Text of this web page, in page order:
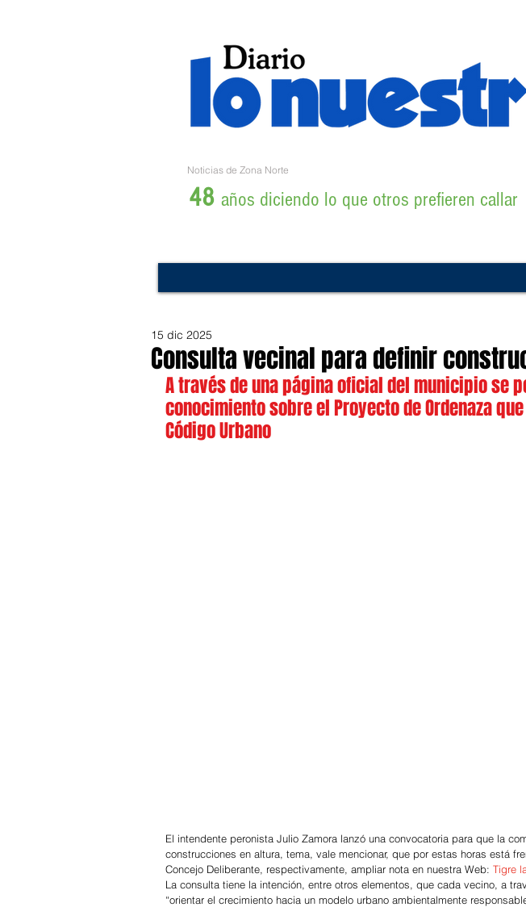
Noticias de Zona Norte
48 años diciendo lo que otros prefieren callar
Consulta vecinal para definir
15 dic 2025
A través de una página oficial del municipio se
conocimiento sobre el Proyecto de Ordenaza
Código Urbano
El intendente peronista Julio Zamora lanzó una convocatoria para que la
construcciones en altura, tema, vale mencionar, que por estas horas está
Concejo Deliberante, respectivamente, ampliar nota en nuestra Web: Tigre
La consulta tiene la intención, entre otros elementos, que cada vecino, a
“orientar el crecimiento hacia un modelo urbano ambientalmente